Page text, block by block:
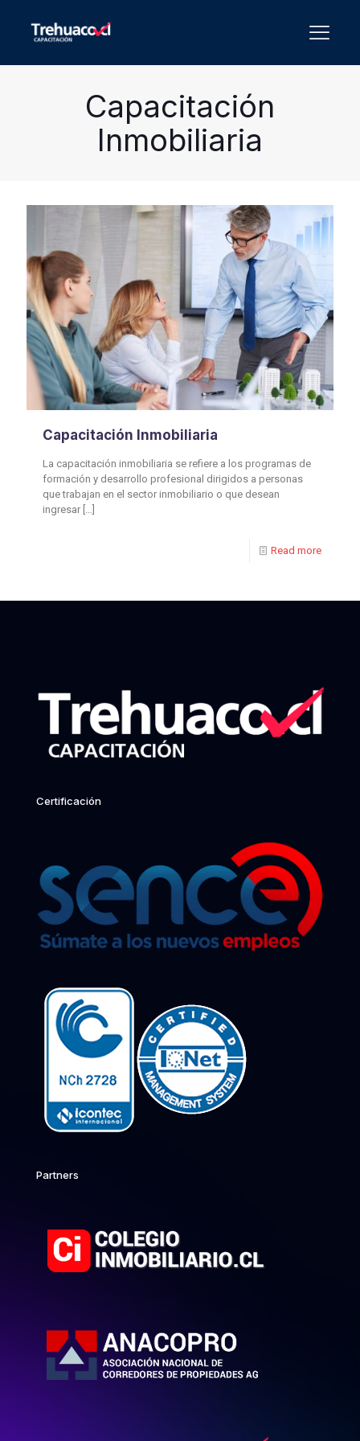
Capacitación
Inmobiliaria
Capacitación Inmobiliaria
La capacitación inmobiliaria se refiere a los programas de
formación y desarrollo profesional dirigidos a personas
que trabajan en el sector inmobiliario o que desean
ingresar […]
Read more
Certificación
Partners